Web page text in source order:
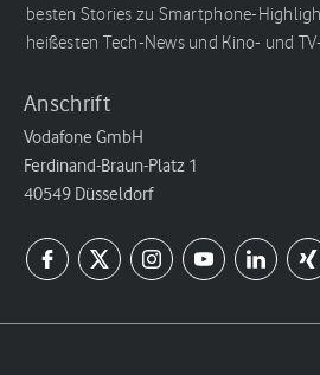
besten Stories zu Smartphone-
heißesten Tech-News und Kino- und
Anschrift
Vodafone GmbH
Ferdinand-Braun-Platz 1
40549 Düsseldorf